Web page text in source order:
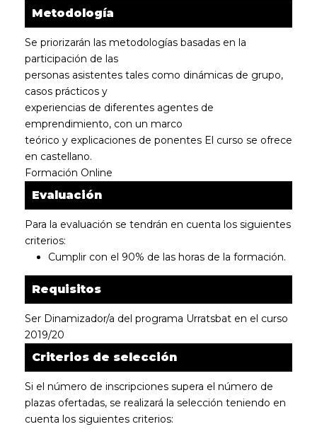
Metodología
Se priorizarán las metodologías basadas en la
participación de las
personas asistentes tales como dinámicas de grupo,
casos prácticos y
experiencias de diferentes agentes de
emprendimiento, con un marco
teórico y explicaciones de ponentes El curso se ofrece
en castellano.
Formación Online
Evaluación
Para la evaluación se tendrán en cuenta los siguientes
criterios:
Cumplir con el 90% de las horas de la formación.
Requisitos
Ser Dinamizador/a del programa Urratsbat en el curso
2019/20
Criterios de selección
Si el número de inscripciones supera el número de
plazas ofertadas, se realizará la selección teniendo en
cuenta los siguientes criterios: